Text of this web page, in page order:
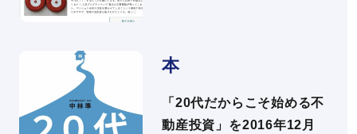
本
「20代だからこそ始める不
動産投資」を2016年12月